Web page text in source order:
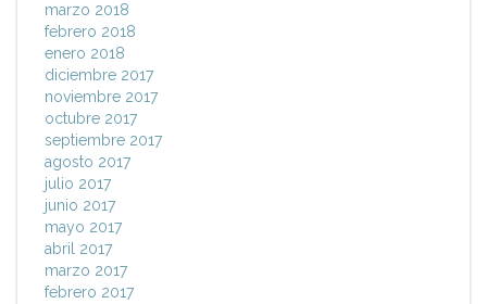
marzo 2018
febrero 2018
enero 2018
diciembre 2017
noviembre 2017
octubre 2017
septiembre 2017
agosto 2017
julio 2017
junio 2017
mayo 2017
abril 2017
marzo 2017
febrero 2017